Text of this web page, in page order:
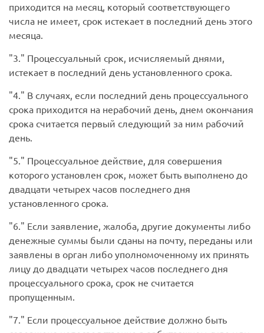
приходится на месяц, который соответствующего
числа не имеет, срок истекает в последний день этого
месяца.
3.
Процессуальный срок, исчисляемый днями,
истекает в последний день установленного срока.
4.
В случаях, если последний день процессуального
срока приходится на нерабочий день, днем окончания
срока считается первый следующий за ним рабочий
день.
5.
Процессуальное действие, для совершения
которого установлен срок, может быть выполнено до
двадцати четырех часов последнего дня
установленного срока.
6.
Если заявление, жалоба, другие документы либо
денежные суммы были сданы на почту, переданы или
заявлены в орган либо уполномоченному их принять
лицу до двадцати четырех часов последнего дня
процессуального срока, срок не считается
пропущенным.
7.
Если процессуальное действие должно быть